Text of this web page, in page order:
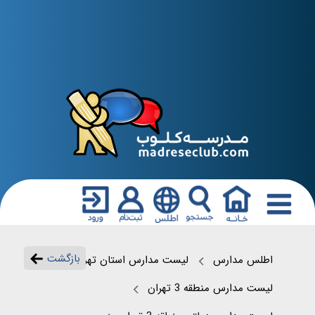
اطلس مدارس
لیست مدارس استان تهران
لیست مدارس منطقه 3 تهران
بازگشت